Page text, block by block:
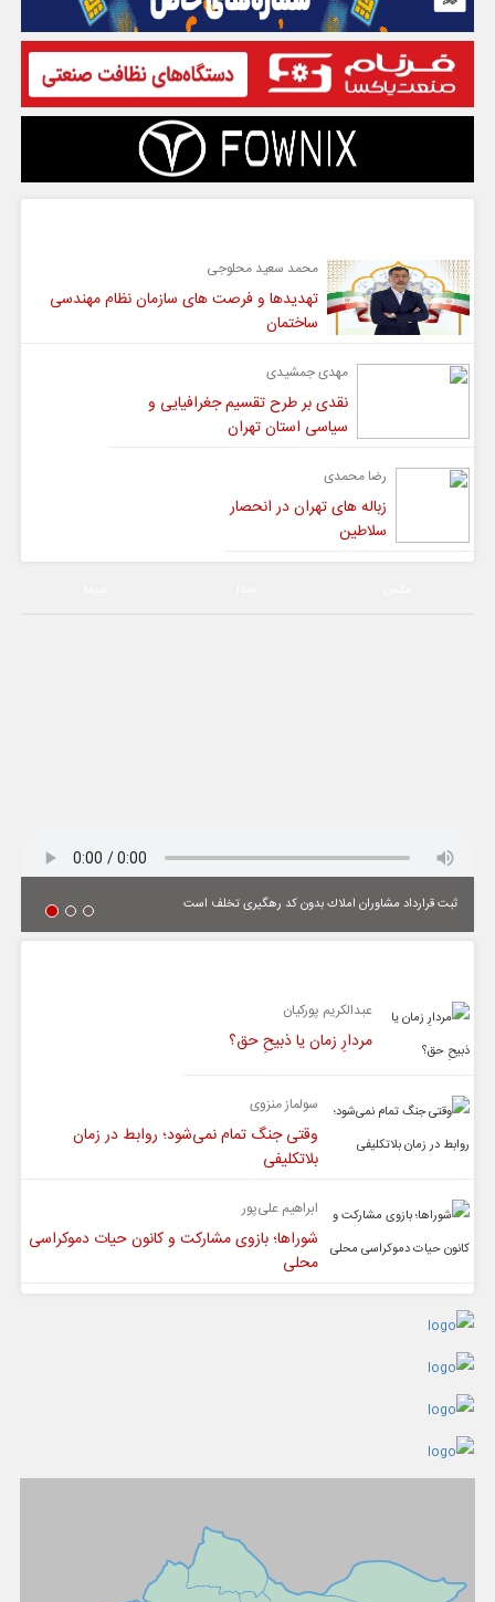
محمد سعید محلوجی
تهدیدها و فرصت های سازمان نظام مهندسی
ساختمان
مهدی جمشیدی
نقدی بر طرح تقسیم جغرافیایی و
سیاسی استان تهران
رضا محمدی
زباله های تهران در انحصار
سلاطین
ثبت قرارداد مشاوران املاك بدون كد رهگیری تخلف است
عبدالکریم پورکیان
مردارِ زمان یا ذبیحِ حق؟
سولماز منزوی
وقتی جنگ تمام نمی‌شود؛ روابط در زمان
بلاتکلیفی
ابراهیم علی‌پور
شوراها؛ بازوی مشارکت و کانون حیات دموکراسی
محلی